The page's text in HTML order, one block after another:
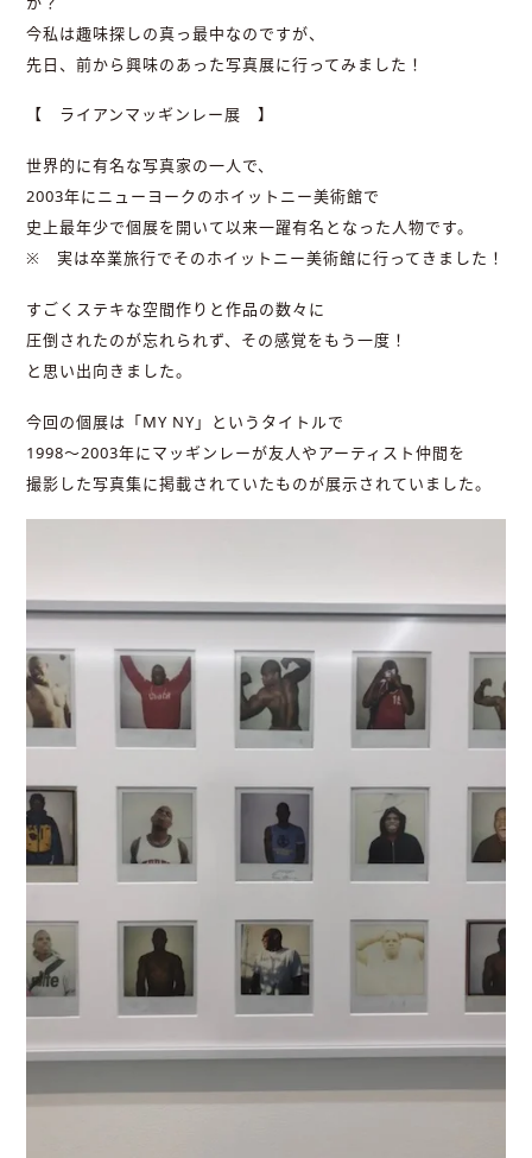
今私は趣味探しの真っ最中なのですが、
先日、前から興味のあった写真展に行ってみました！
【 ライアンマッギンレー展 】
世界的に有名な写真家の一人で、
2003年にニューヨークのホイットニー美術館で
史上最年少で個展を開いて以来一躍有名となった人物です。
※ 実は卒業旅行でそのホイットニー美術館に行ってきました！
すごくステキな空間作りと作品の数々に
圧倒されたのが忘れられず、その感覚をもう一度！
と思い出向きました。
今回の個展は「MY NY」というタイトルで
1998〜2003年にマッギンレーが友人やアーティスト仲間を
撮影した写真集に掲載されていたものが展示されていました。